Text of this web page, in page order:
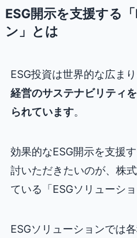
ESG開示を支援する
ン」とは
ESG投資は世界的な広ま
経営のサステナビリティ
られています。
効果的なESG開示を支援
討いただきたいのが、株
ている「ESGソリューショ
ESGソリューションでは